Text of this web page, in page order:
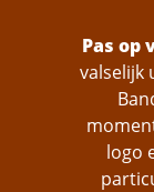
Pas op
valselijk
logo